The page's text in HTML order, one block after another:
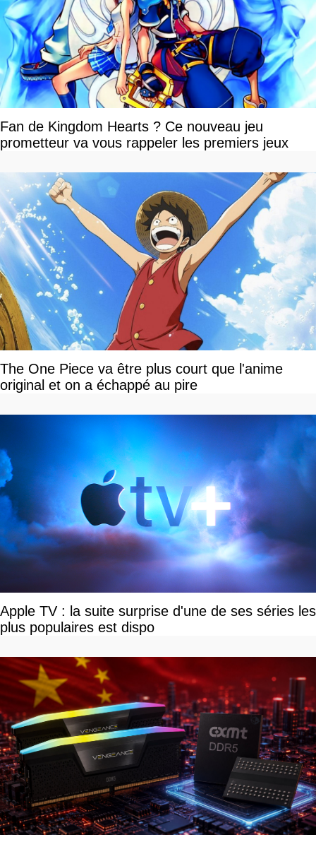
Fan de Kingdom Hearts ? Ce nouveau jeu
prometteur va vous rappeler les premiers jeux
The One Piece va être plus court que l'anime
original et on a échappé au pire
Apple TV : la suite surprise d'une de ses séries les
plus populaires est dispo